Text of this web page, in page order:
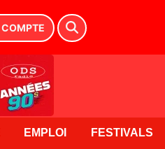
COMPTE
EMPLOI FESTIVALS